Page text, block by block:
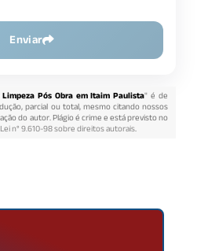
Enviar
Pós Obra em Itaim Paulista" é de
parcial ou total, mesmo citando nossos
do autor. Plágio é crime e está previsto no
Lei n° 9.610-98 sobre direitos autorais.